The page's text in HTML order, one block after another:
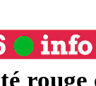
rouge